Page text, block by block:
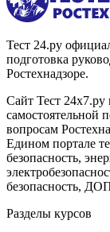
Тест 24.ру
подготовка
Ростехнадзоре.
Сайт Тест 24х7.ру
самостоятельной
вопросам
Едином портале
безопасность,
безопасность,
Разделы курсов